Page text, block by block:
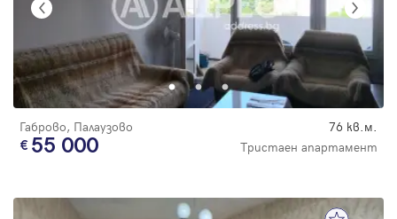
Габрово, Палаузово 76 кв.м.
55 000 Тристаен апартамент